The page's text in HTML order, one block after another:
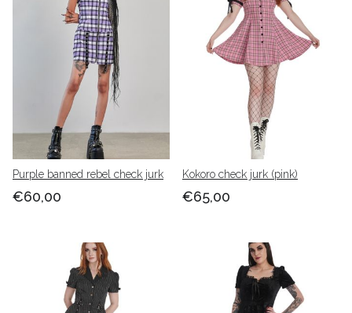
Purple banned rebel check jurk
€60,00
Kokoro check jurk (pink)
€65,00